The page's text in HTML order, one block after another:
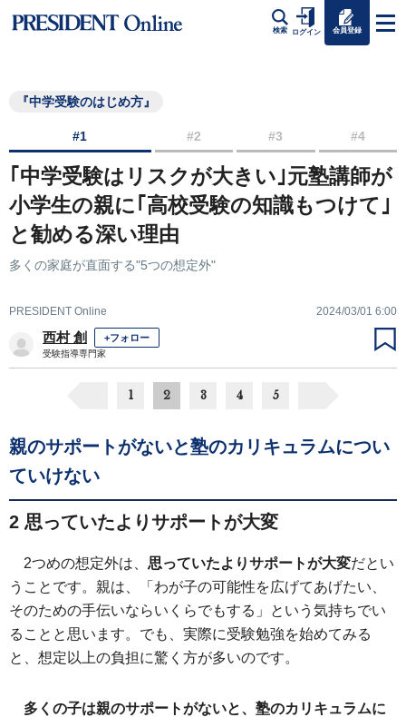
検索 ログイン 会員登録
『中学受験のはじめ方』
#1 #2 #3 #4
｢中学受験はリスクが大きい｣元塾講師が
小学生の親に｢高校受験の知識もつけて｣
と勧める深い理由
多くの家庭が直面する"5つの想定外"
PRESIDENT Online 2024/03/01 6:00
西村 創 +フォロー
受験指導専門家
1 2 3 4 5
親のサポートがないと塾のカリキュラムについ
ていけない
2 思っていたよりサポートが大変
2つめの想定外は、 思っていたよりサポートが大変だとい
うことです。親は、「わが子の可能性を広げてあげたい、
そのための手伝いならいくらでもする」という気持ちでい
ることと思います。でも、実際に受験勉強を始めてみる
と、想定以上の負担に驚く方が多いのです。
多くの子は親のサポートがないと、塾のカリキュラムに